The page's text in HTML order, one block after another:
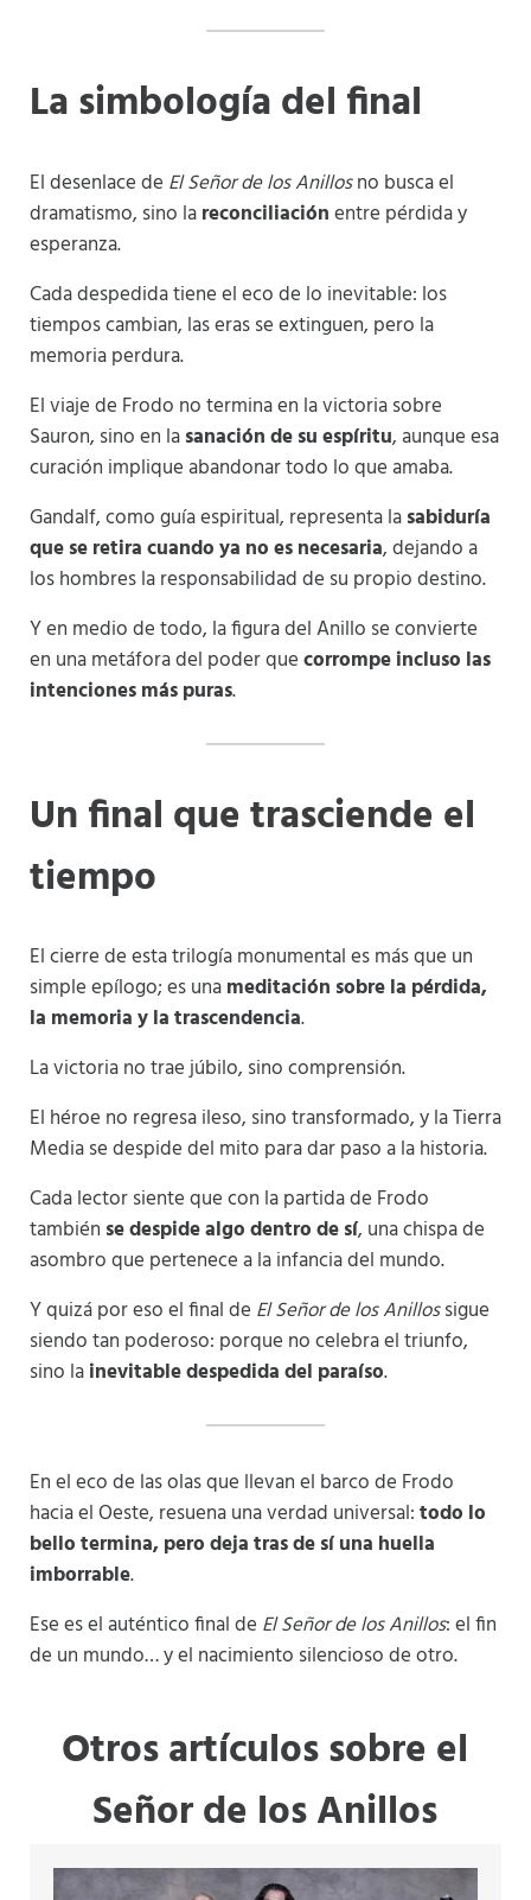
La simbología del final
El desenlace de El Señor de los Anillosno busca el
dramatismo, sino lareconciliaciónentre pérdida y
esperanza.
Cada despedida tiene el eco de lo inevitable: los
tiempos cambian, las eras se extinguen, pero la
memoria perdura.
El viaje de Frodo no termina en la victoria sobre
Sauron, sino en lasanación de su espíritu, aunque esa
curación implique abandonar todo lo que amaba.
Gandalf, como guía espiritual, representa lasabiduría
que se retira cuando ya no es necesaria, dejando a
los hombres la responsabilidad de su propio destino.
Y en medio de todo, la figura del Anillo se convierte
en una metáfora del poder quecorrompe incluso las
intenciones más puras.
Un final que trasciende el
tiempo
El cierre de esta trilogía monumental es más que un
simple epílogo; es unameditación sobre la pérdida,
la memoria y la trascendencia.
La victoria no trae júbilo, sino comprensión.
El héroe no regresa ileso, sino transformado, y la Tierra
Media se despide del mito para dar paso a la historia.
Cada lector siente que con la partida de Frodo
también se despide algo dentro de sí, una chispa de
asombro que pertenece a la infancia del mundo.
Y quizá por eso el final de El Señor de los Anillossigue
siendo tan poderoso: porque no celebra el triunfo,
sino lainevitable despedida del paraíso.
En el eco de las olas que llevan el barco de Frodo
hacia el Oeste, resuena una verdad universal:todo lo
bello termina, pero deja tras de sí una huella
imborrable.
Ese es el auténtico final de El Señor de los Anillos: el fin
de un mundo… y el nacimiento silencioso de otro.
Otros artículos sobre el
Señor de los Anillos